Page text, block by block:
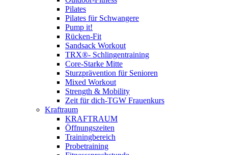
Pilates
Pilates für Schwangere
Pump it!
Rücken-Fit
Sandsack Workout
TRX®- Schlingentraining
Core-Starke Mitte
Sturzprävention für Senioren
Mixed Workout
Strength & Mobility
Zeit für dich-TGW Frauenkurs
Kraftraum
KRAFTRAUM
Öffnungszeiten
Trainingbereich
Probetraining